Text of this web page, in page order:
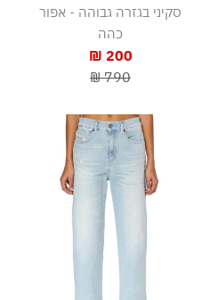
סקיני בגזרה גבוהה - אפור
כהה
200 ₪
790 ₪